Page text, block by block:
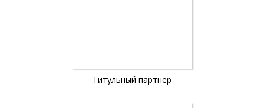
Титульный партнер